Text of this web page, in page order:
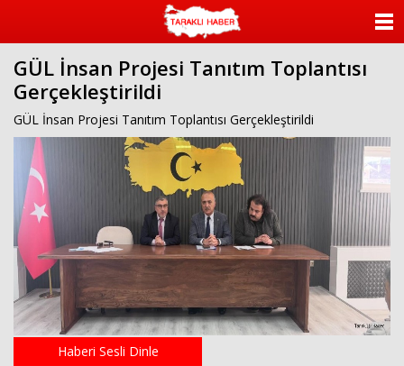
GÜL İnsan Projesi Tanıtım Toplantısı
Gerçekleştirildi
GÜL İnsan Projesi Tanıtım Toplantısı Gerçekleştirildi
Haberi Sesli Dinle
KATEGORİLER
FOTO GALERİ
VİDEO GALERİ
KÜNYE
İLETİŞİM